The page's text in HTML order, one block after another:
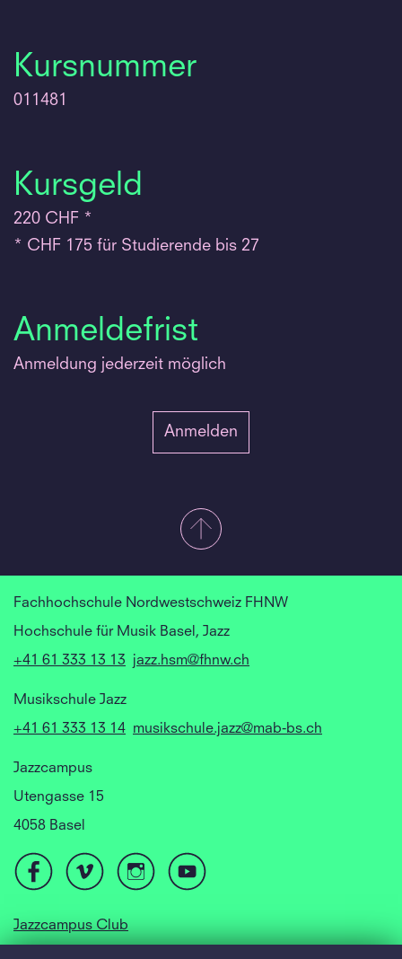
Kursnummer
011481
Kursgeld
220 CHF *
* CHF 175 für Studierende bis 27
Anmeldefrist
Anmeldung jederzeit möglich
Anmelden
Fachhochschule Nordwestschweiz FHNW
Hochschule für Musik Basel, Jazz
+41 61 333 13 13
jazz.hsm@fhnw.ch
Musikschule Jazz
+41 61 333 13 14 musikschule.jazz@mab-bs.ch
Jazzcampus
Utengasse 15
4058 Basel
Jazzcampus Club